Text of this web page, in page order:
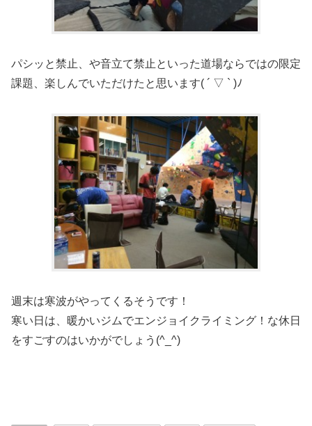
パシッと禁止、や音立て禁止といった道場ならではの限定
課題、楽しんでいただけたと思います( ´ ▽ ` )ﾉ
週末は寒波がやってくるそうです！
寒い日は、暖かいジムでエンジョイクライミング！な休日
をすごすのはいかがでしょう(^_^)